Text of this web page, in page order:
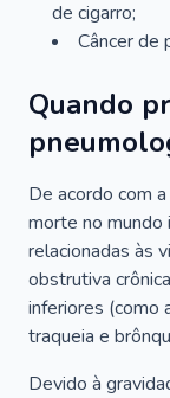
de cigarro;
Câncer de
Quando
De acordo com
morte no mundo
relacionadas às
obstrutiva
inferiores (como
traqueia e
Devido à